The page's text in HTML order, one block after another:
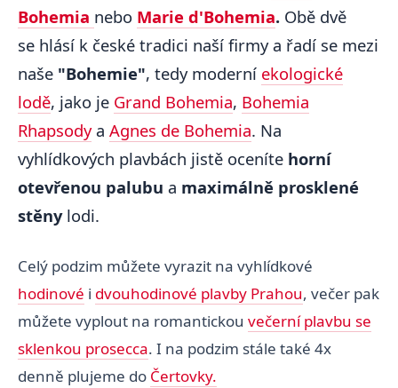
Bohemia nebo Marie d'Bohemia. Obě dvě
se hlásí k české tradici naší firmy a řadí se mezi
naše "Bohemie", tedy moderní ekologické
lodě, jako je Grand Bohemia, Bohemia
Rhapsody a Agnes de Bohemia. Na
vyhlídkových plavbách jistě oceníte horní
otevřenou palubu a maximálně prosklené
stěny lodi.
Celý podzim můžete vyrazit na vyhlídkové
hodinové i dvouhodinové plavby Prahou, večer pak
můžete vyplout na romantickou večerní plavbu se
sklenkou prosecca. I na podzim stále také 4x
denně plujeme do Čertovky.